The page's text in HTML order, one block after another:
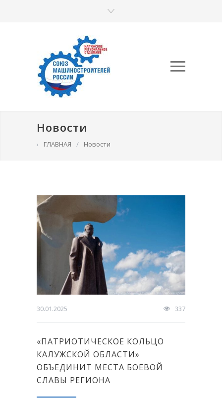
Новости
› ГЛАВНАЯ / Новости
30.01.2025 337
«ПАТРИОТИЧЕСКОЕ КОЛЬЦО
КАЛУЖСКОЙ ОБЛАСТИ»
ОБЪЕДИНИТ МЕСТА БОЕВОЙ
СЛАВЫ РЕГИОНА